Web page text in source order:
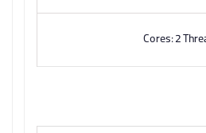
Cores: 2